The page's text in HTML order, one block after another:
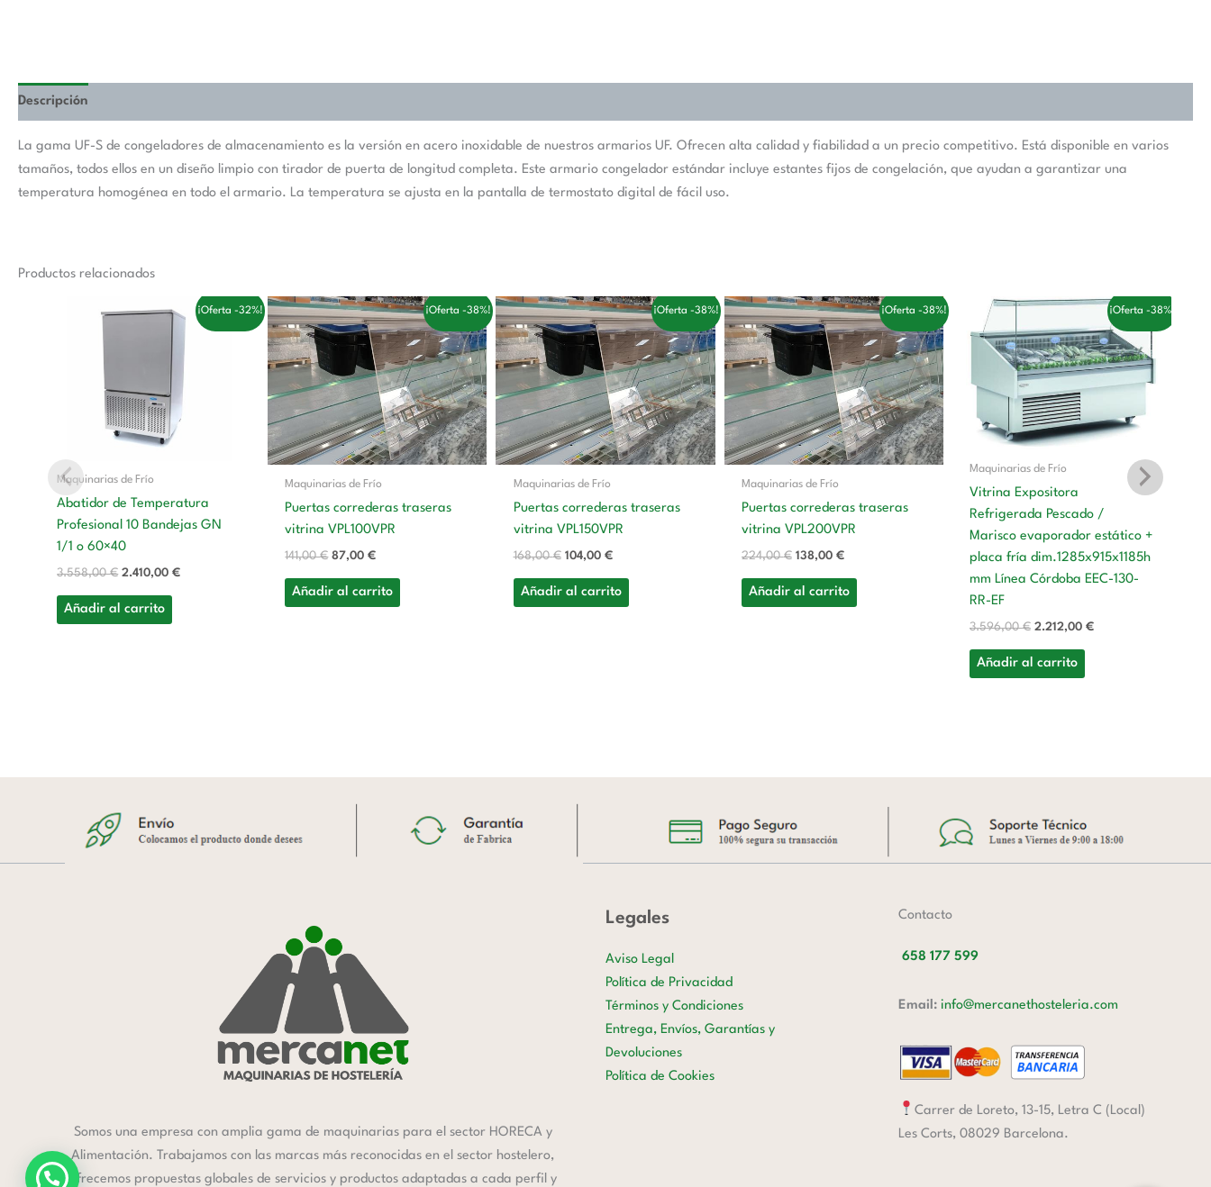
Descripción
La gama UF-S de congeladores de almacenamiento es la versión en acero inoxidable de nuestros armarios UF. Ofrecen alta calidad y fiabilidad a un precio competitivo. Está disponible en varios
tamaños, todos ellos en un diseño limpio con tirador de puerta de longitud completa. Este armario congelador estándar incluye estantes fijos de congelación, que ayudan a garantizar una
temperatura homogénea en todo el armario. La temperatura se ajusta en la pantalla de termostato digital de fácil uso.
Productos relacionados
¡Oferta -32%!
Maquinarias de Frío
Abatidor de Temperatura
Profesional 10 Bandejas GN
1/1 o 60×40
3.558,00€ 2.410,00€
precio
Añadir al carrito
¡Oferta -38%!
Maquinarias de Frío
Puertas correderas traseras
vitrina VPL100VPR
141,00€
El
precio
original
141,00 €.
87,00€
El
precio
actual
es:
87,00 €.
Añadir al carrito
¡Oferta -38%!
Maquinarias de Frío
Puertas correderas traseras
vitrina VPL150VPR
168,00€
El
precio
original
168,00 €.
104,00 €
El
precio
actual
es:
104,00 €.
Añadir al carrito
¡Oferta -38%!
Maquinarias de Frío
Puertas correderas traseras
vitrina VPL200VPR
224,00€
El
precio
original
era:
224,00 €.
138,00 €
El
precio
actual
es:
138,00 €.
Añadir al carrito
¡Oferta -38%!
Maquinarias de Frío
Vitrina Expositora
Refrigerada Pescado /
Marisco evaporador estático +
placa fría dim.1285x915x1185h
mm Línea Córdoba EEC-130-
RR-EF
3.596,00€
El
original
era:
3.596,00 €.
2.212,00 €
El
precio
actual
es:
2.212,00 €.
Añadir al carrito
Somos una empresa con amplia gama de maquinarias para el sector HORECA y
Alimentación. Trabajamos con las marcas más reconocidas en el sector hostelero,
ofrecemos propuestas globales de servicios y productos adaptadas a cada perfil y
Legales
Aviso Legal
Política de Privacidad
Términos y Condiciones
Entrega, Envíos, Garantías y
Devoluciones
Política de Cookies
Contacto
658 177 599
Email: info@mercanethosteleria.com
Carrer de Loreto, 13-15, Letra C (Local)
Les Corts, 08029 Barcelona.